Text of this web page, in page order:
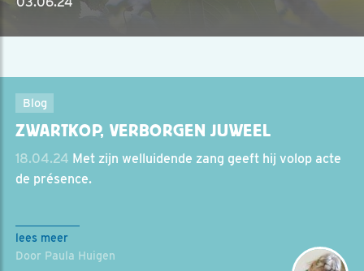
Blog
ZWARTKOP, VERBORGEN JUWEEL
18.04.24 Met zijn welluidende zang geeft hij volop acte
de présence.
lees meer
Door Paula Huigen